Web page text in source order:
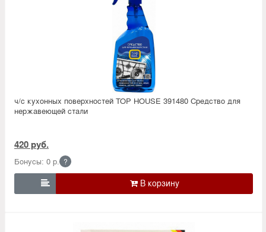
ч/с кухонных поверхностей TOP HOUSE 391480 Средство для
нержавеющей стали
420 руб.
Бонусы: 0 р. ?
